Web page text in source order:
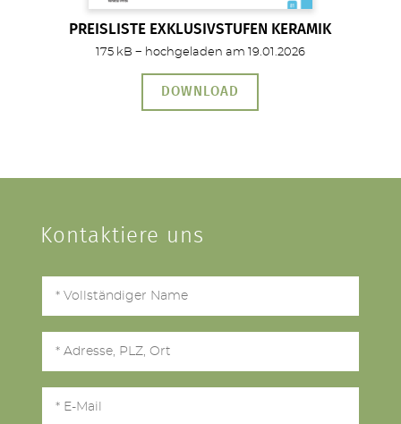
PREISLISTE EXKLUSIVSTUFEN KERAMIK
175 kB − hochgeladen am 19.01.2026
DOWNLOAD
Kontaktiere uns